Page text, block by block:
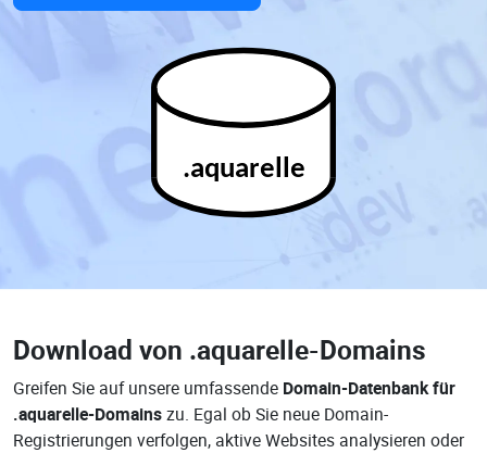
.aquarelle
Download von .aquarelle-Domains
Greifen Sie auf unsere umfassende Domain-Datenbank für
.aquarelle-Domainszu. Egal ob Sie neue Domain-
Registrierungen verfolgen, aktive Websites analysieren oder